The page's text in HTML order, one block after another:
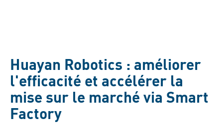
Huayan Robotics : améliorer
l'efficacité et accélérer la
mise sur le marché via Smart
Factory